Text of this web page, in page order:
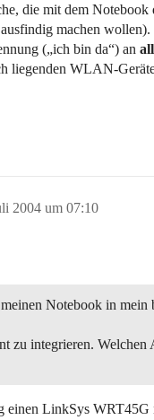
die mit dem Notebook
machen
(„ich bin da“) an
liegenden WLAN-
2004 um 07:10
Notebook in mein
zu integrieren. Welchen
einen LinkSys WRT45G